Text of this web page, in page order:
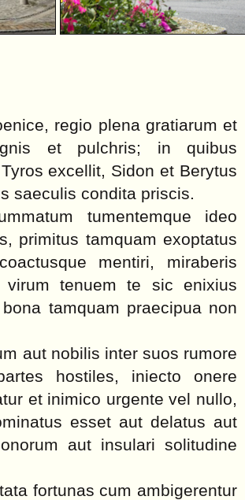
regio plena gratiarum et
et pulchris; in quibus
excellit, Sidon et Berytus
saeculis condita priscis.
tumentemque ideo
primitus tamquam exoptatus
mentiri, miraberis
virum tenuem te sic enixius
tamquam praecipua non
aut nobilis inter suos rumore
hostiles, iniecto onere
et inimico urgente vel nullo,
esset aut delatus aut
aut insulari solitudine
fortunas cum ambigerentur